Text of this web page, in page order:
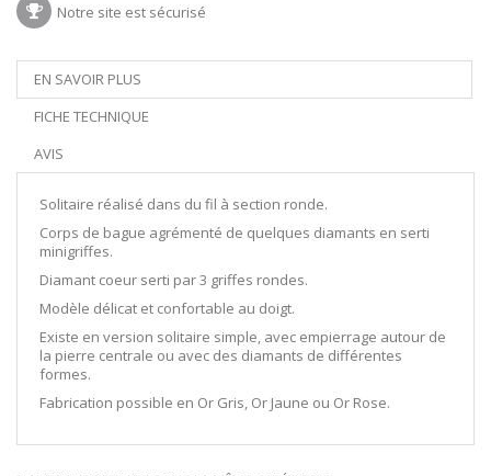
Notre site est sécurisé
EN SAVOIR PLUS
FICHE TECHNIQUE
AVIS
Solitaire réalisé dans du fil à section ronde.
Corps de bague agrémenté de quelques diamants en serti
minigriffes.
Diamant coeur serti par 3 griffes rondes.
Modèle délicat et confortable au doigt.
Existe en version solitaire simple, avec empierrage autour de
la pierre centrale ou avec des diamants de différentes
formes.
Fabrication possible en Or Gris, Or Jaune ou Or Rose.